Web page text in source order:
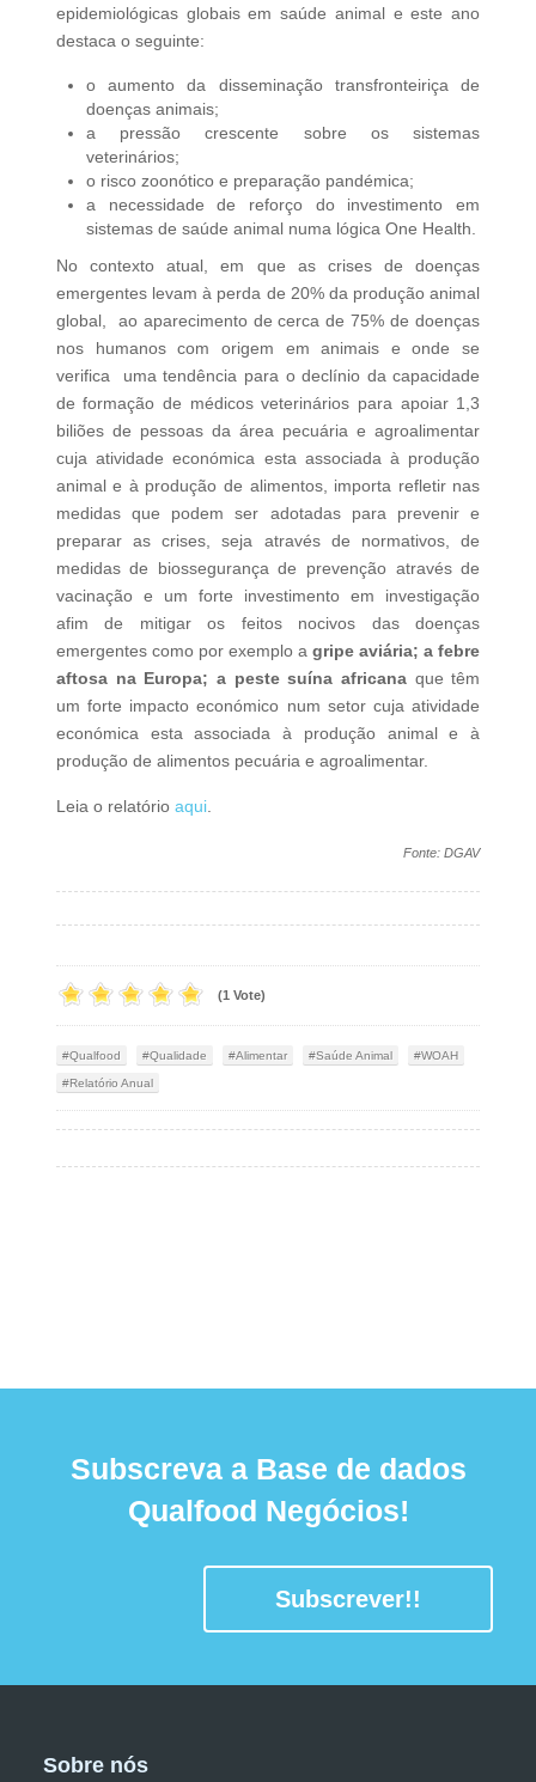
epidemiológicas globais em saúde animal e este ano
destaca o seguinte:
o aumento da disseminação transfronteiriça de
doenças animais;
a pressão crescente sobre os sistemas
veterinários;
o risco zoonótico e preparação pandémica;
a necessidade de reforço do investimento em
sistemas de saúde animal numa lógica One Health.
No contexto atual, em que as crises de doenças
emergentes levam à perda de 20% da produção animal
global, ao aparecimento de cerca de 75% de doenças
nos humanos com origem em animais e onde se
verifica uma tendência para o declínio da capacidade
de formação de médicos veterinários para apoiar 1,3
biliões de pessoas da área pecuária e agroalimentar
cuja atividade económica esta associada à produção
animal e à produção de alimentos, importa refletir nas
medidas que podem ser adotadas para prevenir e
preparar as crises, seja através de normativos, de
medidas de biossegurança de prevenção através de
vacinação e um forte investimento em investigação
afim de mitigar os feitos nocivos das doenças
emergentes como por exemplo agripe aviária; a febre
aftosa na Europa; a peste suína africana que têm
um forte impacto económico num setor cuja atividade
económica esta associada à produção animal e à
produção de alimentos pecuária e agroalimentar.
Leia o relatório aqui.
Fonte: DGAV
(1 Vote)
Qualfood Qualidade Alimentar Saúde Animal WOAH
Relatório Anual
Subscreva a Base de dados
Qualfood Negócios!
Subscrever!!
Sobre nós